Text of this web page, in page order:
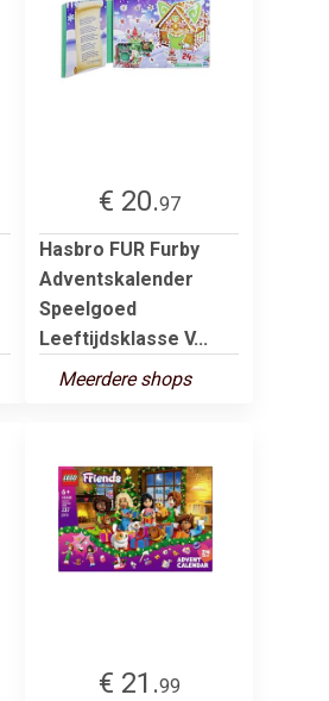
€ 20.97
Hasbro FUR Furby
Adventskalender
Speelgoed
Leeftijdsklasse V...
Meerdere shops
€ 21.99